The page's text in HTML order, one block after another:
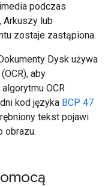
podczas
Arkuszy lub
zostaje zastąpiona.
Dysk używa
aby
OCR
kod języka BCP 47
tekst pojawi
obrazu.